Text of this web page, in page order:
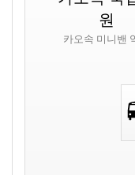
원
카오속 미니밴